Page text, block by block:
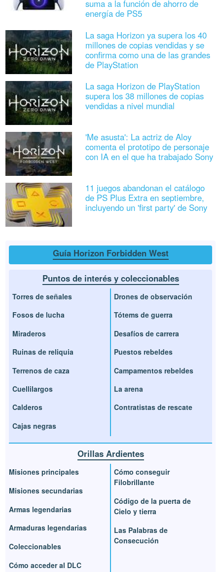
suma a la función de ahorro de
energía de PS5
La saga Horizon ya supera los 40
millones de copias vendidas y se
confirma como una de las grandes
de PlayStation
La saga Horizon de PlayStation
supera los 38 millones de copias
vendidas a nivel mundial
'Me asusta': La actriz de Aloy
comenta el prototipo de personaje
con IA en el que ha trabajado Sony
11 juegos abandonan el catálogo
de PS Plus Extra en septiembre,
incluyendo un 'first party' de Sony
Guía Horizon Forbidden West
Puntos de interés y coleccionables
Torres de señales
Fosos de lucha
Miraderos
Ruinas de reliquia
Terrenos de caza
Cuellilargos
Calderos
Cajas negras
Drones de observación
Tótems de guerra
Desafíos de carrera
Puestos rebeldes
Campamentos rebeldes
La arena
Contratistas de rescate
Orillas Ardientes
Misiones principales
Misiones secundarias
Armas legendarias
Armaduras legendarias
Coleccionables
Cómo acceder al DLC
Cómo conseguir
Filobrillante
Código de la puerta de
Cielo y tierra
Las Palabras de
Consecución